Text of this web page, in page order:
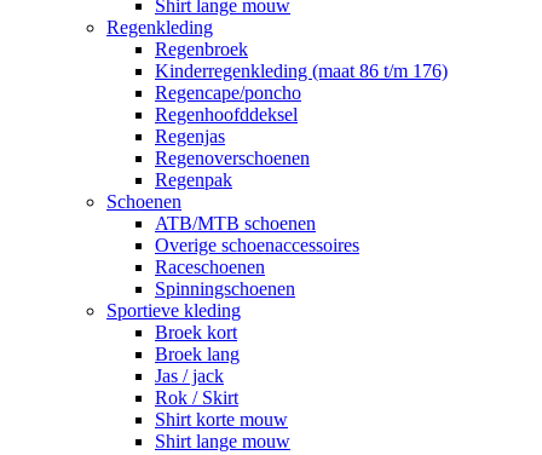
Shirt lange mouw
Regenkleding
Regenbroek
Kinderregenkleding (maat 86 t/m 176)
Regencape/poncho
Regenhoofddeksel
Regenjas
Regenoverschoenen
Regenpak
Schoenen
ATB/MTB schoenen
Overige schoenaccessoires
Raceschoenen
Spinningschoenen
Sportieve kleding
Broek kort
Broek lang
Jas / jack
Rok / Skirt
Shirt korte mouw
Shirt lange mouw